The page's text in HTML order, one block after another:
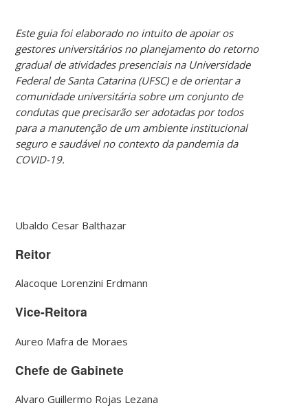
Este guia foi elaborado no intuito de apoiar os
gestores universitários no planejamento do retorno
gradual de atividades presenciais na Universidade
Federal de Santa Catarina (UFSC) e de orientar a
comunidade universitária sobre um conjunto de
condutas que precisarão ser adotadas por todos
para a manutenção de um ambiente institucional
seguro e saudável no contexto da pandemia da
COVID-19.
Ubaldo Cesar Balthazar
Reitor
Alacoque Lorenzini Erdmann
Vice-Reitora
Aureo Mafra de Moraes
Chefe de Gabinete
Alvaro Guillermo Rojas Lezana